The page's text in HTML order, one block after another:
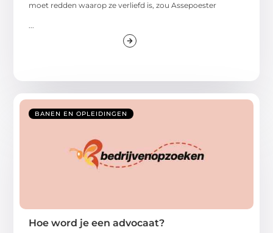
moet redden waarop ze verliefd is, zou Assepoester
BANEN EN OPLEIDINGEN
Hoe word je een advocaat?